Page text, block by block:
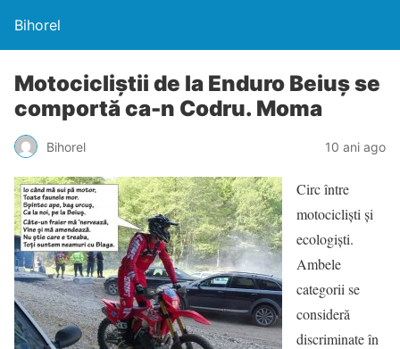
Bihorel
Motocicliştii de la Enduro Beiuş se
comportă ca-n Codru. Moma
Bihorel 10 ani ago
Circ între
motociclişti şi
ecologişti.
Ambele
categorii se
consideră
discriminate în